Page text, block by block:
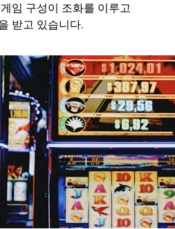
임 구성이 조화를 이루고
받고 있습니다.